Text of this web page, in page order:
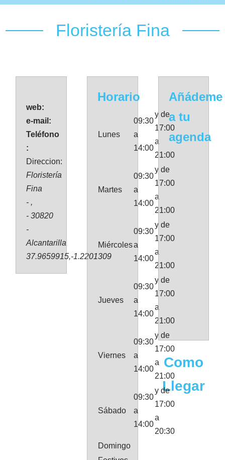
Floristería Fina
web:
e-mail:
Teléfono
:
Direccion:
Floristería
Fina
- ,
- 30820
-
Alcantarilla
37.9659915,-1.2201309
Horario
Lunes
09:30
a
14:00
y de
17:00
a
21:00
Martes
09:30
a
14:00
y de
17:00
a
21:00
Miércoles
09:30
a
14:00
y de
17:00
a
21:00
Jueves
09:30
a
14:00
y de
17:00
a
21:00
Viernes
09:30
a
14:00
y de
17:00
a
21:00
Sábado
09:30
a
14:00
y de
17:00
a
20:30
Domingo
Añádeme
a tu
agenda
Como
Llegar